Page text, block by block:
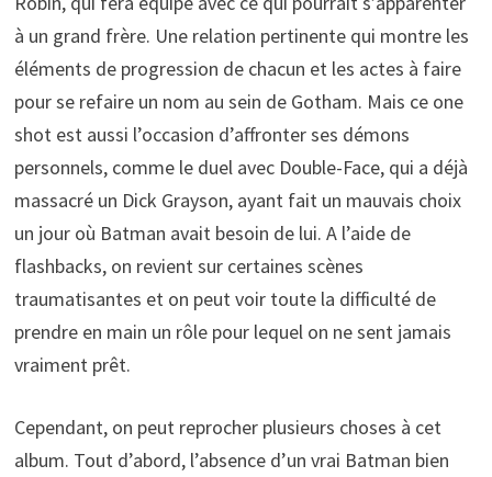
à un grand frère. Une relation pertinente qui montre les
éléments de progression de chacun et les actes à faire
pour se refaire un nom au sein de Gotham. Mais ce one
shot est aussi l’occasion d’affronter ses démons
personnels, comme le duel avec Double-Face, qui a déjà
massacré un Dick Grayson, ayant fait un mauvais choix
un jour où Batman avait besoin de lui. A l’aide de
flashbacks, on revient sur certaines scènes
traumatisantes et on peut voir toute la difficulté de
prendre en main un rôle pour lequel on ne sent jamais
vraiment prêt.
Cependant, on peut reprocher plusieurs choses à cet
album. Tout d’abord, l’absence d’un vrai Batman bien